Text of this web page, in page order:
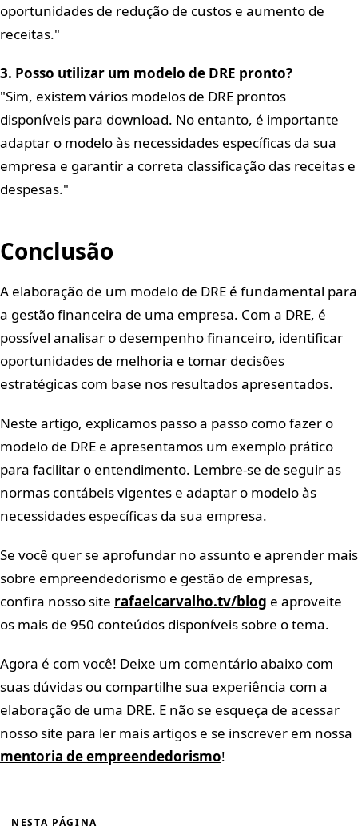
oportunidades de redução de custos e aumento de
receitas.
3. Posso utilizar um modelo de DRE pronto?
Sim, existem vários modelos de DRE prontos
disponíveis para download. No entanto, é importante
adaptar o modelo às necessidades específicas da sua
empresa e garantir a correta classificação das receitas e
despesas.
Conclusão
A elaboração de um modelo de DRE é fundamental para
a gestão financeira de uma empresa. Com a DRE, é
possível analisar o desempenho financeiro, identificar
oportunidades de melhoria e tomar decisões
estratégicas com base nos resultados apresentados.
Neste artigo, explicamos passo a passo como fazer o
modelo de DRE e apresentamos um exemplo prático
para facilitar o entendimento. Lembre-se de seguir as
normas contábeis vigentes e adaptar o modelo às
necessidades específicas da sua empresa.
Se você quer se aprofundar no assunto e aprender mais
sobre empreendedorismo e gestão de empresas,
confira nosso site rafaelcarvalho.tv/blog e aproveite
os mais de 950 conteúdos disponíveis sobre o tema.
Agora é com você! Deixe um comentário abaixo com
suas dúvidas ou compartilhe sua experiência com a
elaboração de uma DRE. E não se esqueça de acessar
nosso site para ler mais artigos e se inscrever em nossa
mentoria de empreendedorismo!
NESTA PÁGINA